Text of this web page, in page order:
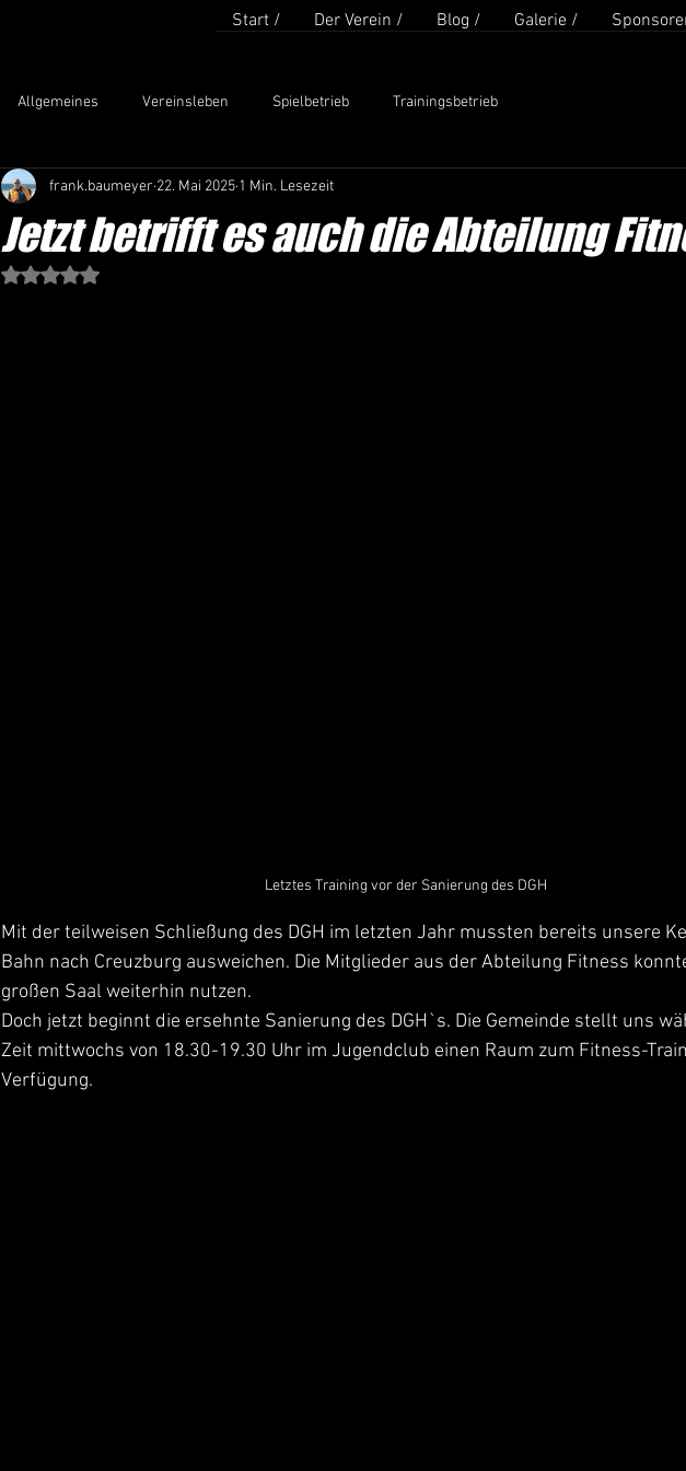
Start / Der Verein / Blog / Galerie /
Allgemeines Vereinsleben Spielbetrieb Trainingsbetrieb
Jetzt betrifft es auch die Abteilung
frank.baumeyer 22. Mai 2025 1 Min. Lesezeit
Mit NaN von 5 Sternen bewertet.
Letztes Training vor der Sanierung des DGH
Mit der teilweisen Schließung des DGH im letzten Jahr mussten bereits unsere
Bahn nach Creuzburg ausweichen. Die Mitglieder aus der Abteilung Fitness
großen Saal weiterhin nutzen.
Doch jetzt beginnt die ersehnte Sanierung des DGH`s. Die Gemeinde stellt uns
Zeit mittwochs von 18.30-19.30 Uhr im Jugendclub einen Raum zum Fitness-
Verfügung.